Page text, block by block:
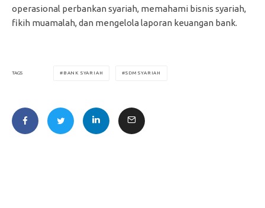
operasional perbankan syariah, memahami bisnis syariah,
fikih muamalah, dan mengelola laporan keuangan bank.
TAGS BANK SYARIAH SDM SYARIAH